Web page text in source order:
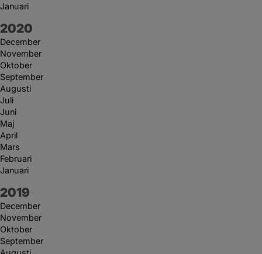
Januari
År:
2020
December
November
Oktober
September
Augusti
Juli
Juni
Maj
April
Mars
Februari
Januari
År:
2019
December
November
Oktober
September